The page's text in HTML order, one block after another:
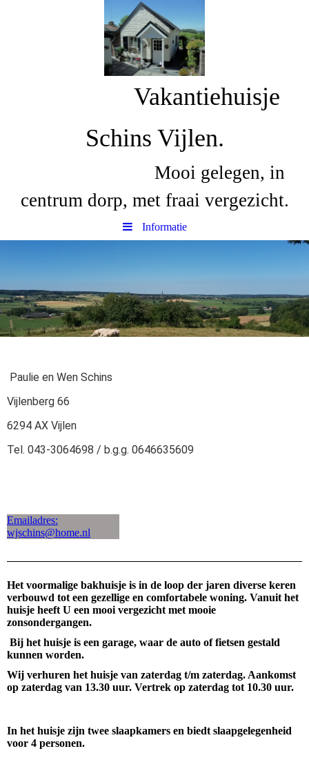
Vakantiehuisje
Schins Vijlen.
Mooi gelegen, in
centrum dorp, met fraai vergezicht.
Informatie
Paulie en Wen Schins
Vijlenberg 66
6294 AX Vijlen
Tel. 043-3064698 / b.g.g. 0646635609
Emailadres:
wjschins@home.nl
Het voormalige bakhuisje is in de loop der jaren diverse keren
verbouwd tot een gezellige en comfortabele woning. Vanuit het
huisje heeft U een mooi vergezicht met mooie
zonsondergangen.
Bij het huisje is een garage, waar de auto of fietsen gestald
kunnen worden.
Wij verhuren het huisje van zaterdag t/m zaterdag. Aankomst
op zaterdag van 13.30 uur. Vertrek op zaterdag tot 10.30 uur.
In het huisje zijn twee slaapkamers en biedt slaapgelegenheid
voor 4 personen.